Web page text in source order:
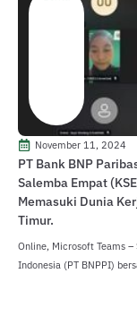
November 11, 2024
PT Bank BNP
Salemba Empat
Memasuki Dunia
Timur.
Online, Microsoft Teams
Indonesia (PT BNPPI)